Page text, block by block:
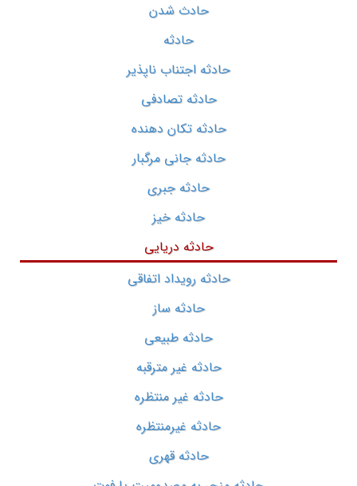
حادث شدن
حادثه
حادثه اجتناب ناپذیر
حادثه تصادفی
حادثه تکان دهنده
حادثه جانی مرگبار
حادثه جبری
حادثه خیز
حادثه دریایی
حادثه رویداد اتفاقی
حادثه ساز
حادثه طبیعی
حادثه غیر مترقبه
حادثه غیر منتظره
حادثه غیرمنتظره
حادثه قهری